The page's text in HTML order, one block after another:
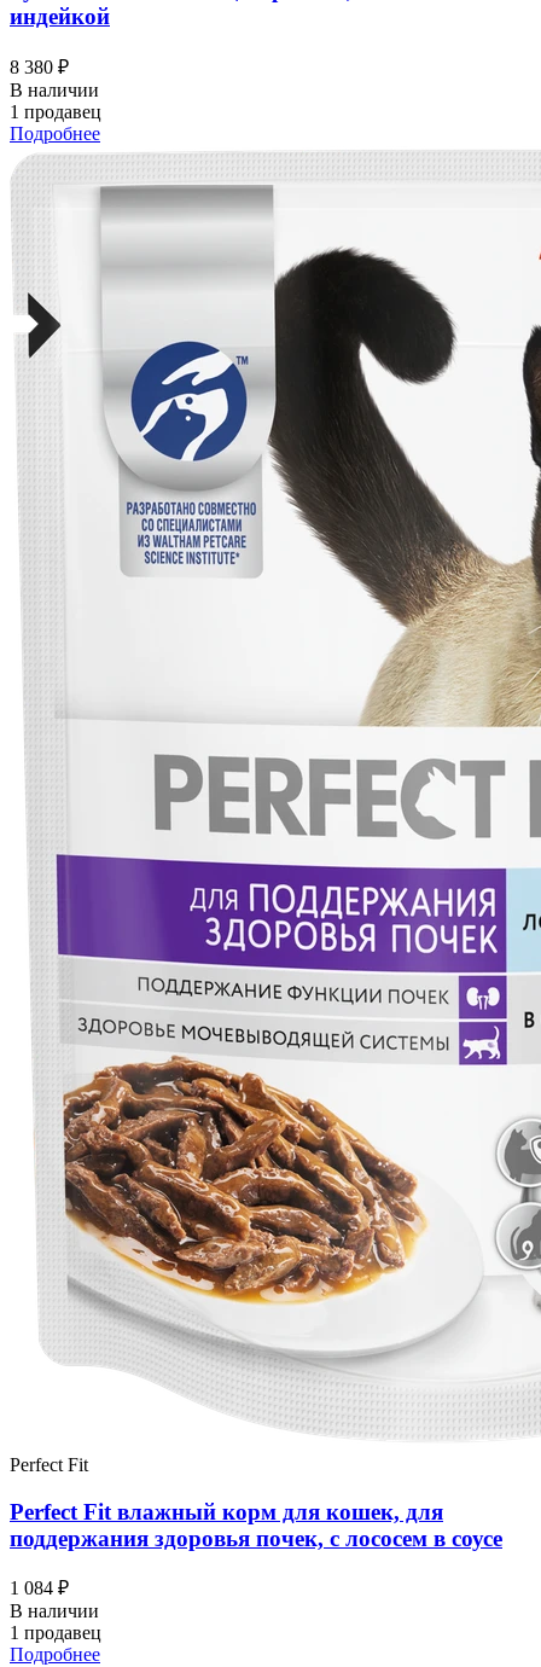
индейкой
8 380 ₽
В наличии
1 продавец
Подробнее
Perfect Fit
Perfect Fit влажный корм для кошек, для
поддержания здоровья почек, с лососем в соусе
1 084 ₽
В наличии
1 продавец
Подробнее